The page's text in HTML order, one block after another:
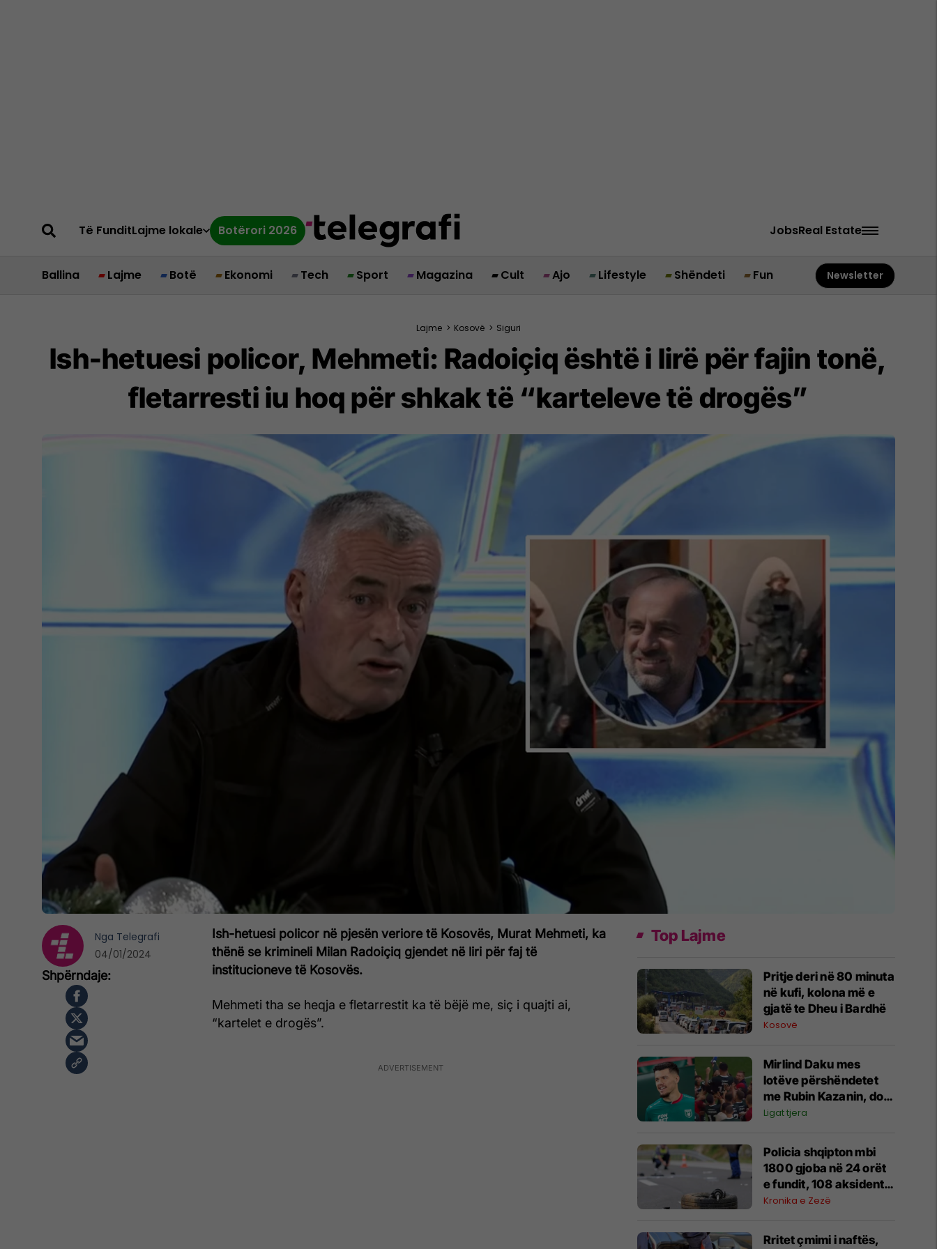
Të FunditLajme lokale Botërori 2026 JobsReal Estate
Ballina Lajme Botë Ekonomi Tech Sport Magazina Cult Ajo Lifestyle Shëndeti Fun Newsletter
Lajme > Kosovë > Siguri
Ish-hetuesi policor, Mehmeti: Radoiçiq është i lirë për fajin tonë,
fletarresti iu hoq për shkak të “karteleve të drogës”
Ish-hetuesi policor në pjesën veriore të Kosovës, Murat Mehmeti, ka
thënë se krimineli Milan Radoiçiq gjendet në liri për faj të
institucioneve të Kosovës.
Mehmeti tha se heqja e fletarrestit ka të bëjë me, siç i quajti ai,
“kartelet e drogës”.
Nga Telegrafi
04/01/2024
Top Lajme
Pritje deri në 80 minuta
në kufi, kolona më e
gjatë te Dheu i Bardhë
Kosovë
Mirlind Daku mes
lotëve përshëndetet
me Rubin Kazanin, do
të fitojë miliona te
Ligat tjera
Policia shqipton mbi
1800 gjoba në 24 orët
e fundit, 108 aksidente
trafiku
Kronika e Zezë
Rritet çmimi i naftës,